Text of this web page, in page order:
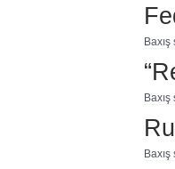
Baxış
Baxış
Baxış